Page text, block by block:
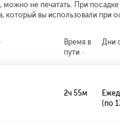
, можно не печатать. При
который вы использовали при
Время в
пути
Дни
2ч 55м
(по